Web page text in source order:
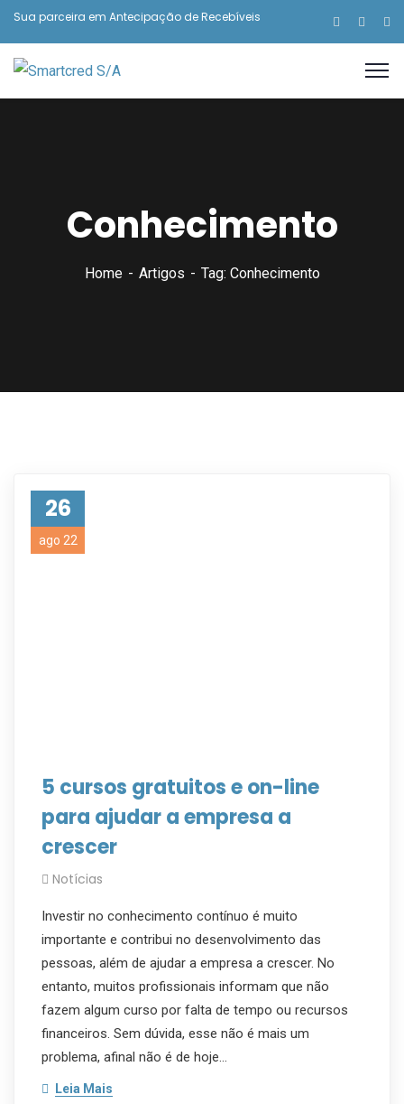
Sua parceira em Antecipação de Recebíveis
Conhecimento
Home Artigos Tag: Conhecimento
26
ago 22
5 cursos gratuitos e on-line
para ajudar a empresa a
crescer
Notícias
Investir no conhecimento contínuo é muito
importante e contribui no desenvolvimento das
pessoas, além de ajudar a empresa a crescer. No
entanto, muitos profissionais informam que não
fazem algum curso por falta de tempo ou recursos
financeiros. Sem dúvida, esse não é mais um
problema, afinal não é de hoje…
Leia Mais